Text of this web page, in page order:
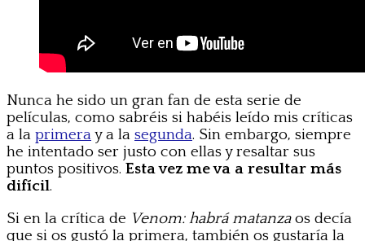
Nunca he sido un gran fan de esta serie de
películas, como sabréis si habéis leído mis críticas
a la primeray a la segunda. Sin embargo, siempre
he intentado ser justo con ellas y resaltar sus
puntos positivos. Esta vez me va a resultar más
difícil.
Si en la crítica de Venom: habrá matanzaos decía
que si os gustó la primera, también os gustaría la